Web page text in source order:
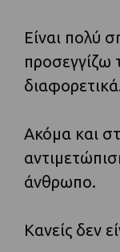
Είναι πολύ
προσεγγίζω
Ακόμα και
άνθρωπο.
Κανείς δεν